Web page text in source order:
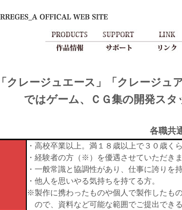
「クレージュエース」「クレージュ
ではゲーム、ＣＧ集の開発スタ
各職共
・高校卒業以上。満１８歳以上で３０歳く
・経験者の方（※）を優遇させていただき
・一般常識と協調性があり、仕事に誇りを
・他人を思いやる気持ちを持てる方。
※製作に携わったものや個人で製作したも
ので、資料など可能な範囲でご提出でき